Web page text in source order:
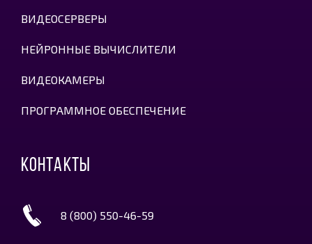
ВИДЕОСЕРВЕРЫ
НЕЙРОННЫЕ ВЫЧИСЛИТЕЛИ
ВИДЕОКАМЕРЫ
ПРОГРАММНОЕ ОБЕСПЕЧЕНИЕ
КОНТАКТЫ
8 (800) 550-46-59